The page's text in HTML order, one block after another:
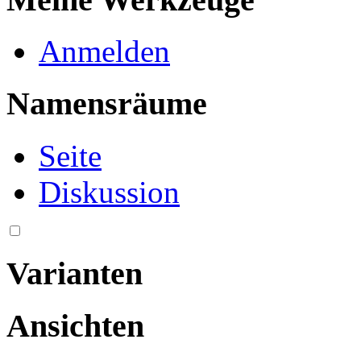
Anmelden
Namensräume
Seite
Diskussion
Varianten
Ansichten